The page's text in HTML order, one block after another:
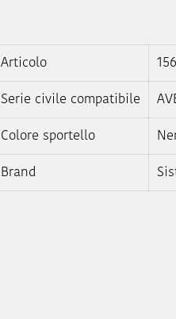
Articolo
Serie civile compatibile
Colore sportello
Brand